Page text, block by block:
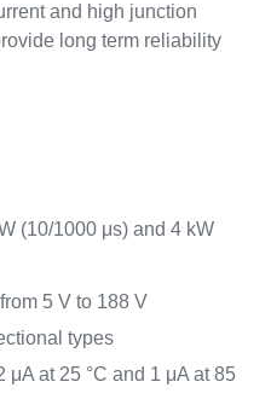
and high junction
long term reliability
(10/1000 μs) and 4 kW
5 V to 188 V
types
μA at 25 °C and 1 μA at 85